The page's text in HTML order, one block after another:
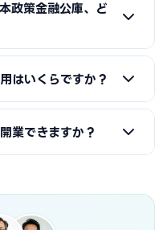
ービス定員20名で稼働率
政策金融公庫、ど
本政策金融公庫が手続
の福祉医療機構
み合わせるケースもあり
はいくらですか？
トで依頼すると着手金
業できますか？
ビスやグループホームは
等）が必要です。